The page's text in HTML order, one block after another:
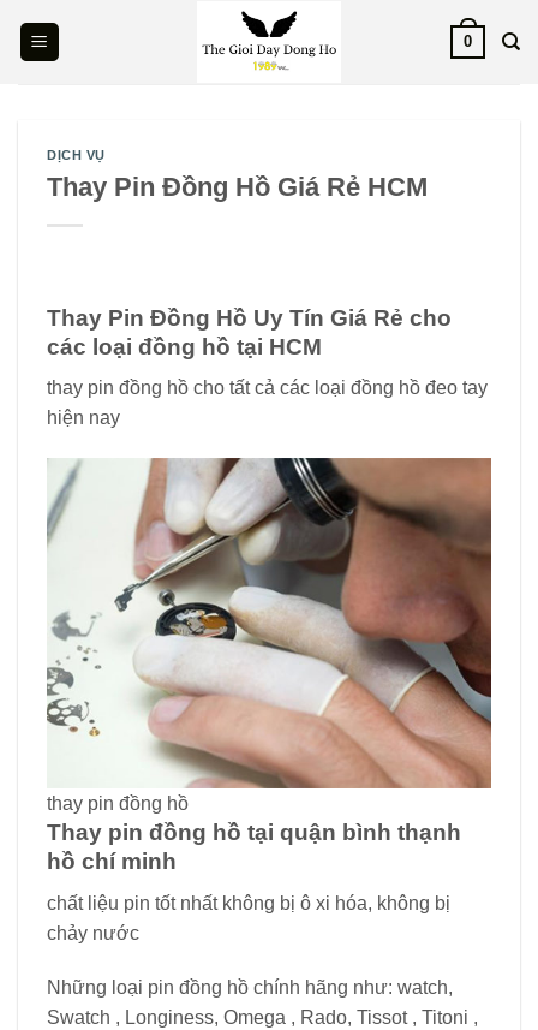
0
DỊCH VỤ
Thay Pin Đồng Hồ Giá Rẻ HCM
Thay Pin Đồng Hồ Uy Tín Giá Rẻ cho
các loại đồng hồ tại HCM
thay pin đồng hồ cho tất cả các loại đồng hồ đeo tay
hiện nay
thay pin đồng hồ
Thay pin đồng hồ tại quận bình thạnh
hồ chí minh
chất liệu pin tốt nhất không bị ô xi hóa, không bị
chảy nước
Những loại pin đồng hồ chính hãng như: watch,
Swatch , Longiness, Omega , Rado, Tissot , Titoni ,